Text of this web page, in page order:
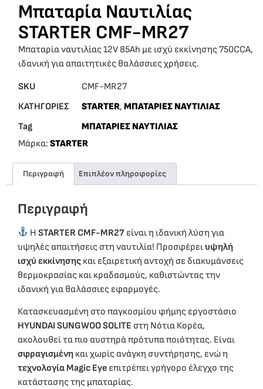
Μπαταρία Ναυτιλίας
STARTER CMF-MR27
Μπαταρία ναυτιλίας 12V 85Ah με ισχύ εκκίνησης 750CCA,
ιδανική για απαιτητικές θαλάσσιες χρήσεις.
SKU
CMF-MR27
ΚΑΤΗΓΟΡΙΕΣ
STARTER, ΜΠΑΤΑΡΙΕΣ ΝΑΥΤΙΛΙΑΣ
Tag
ΜΠΑΤΑΡΙΕΣ ΝΑΥΤΙΛΙΑΣ
Μάρκα: STARTER
Περιγραφή Επιπλέον πληροφορίες
Περιγραφή
ΗSTARTER CMF-MR27 είναι η ιδανική λύση για
υψηλές απαιτήσεις στη ναυτιλία! Προσφέρειυψηλή
ισχύ εκκίνησης και εξαιρετική αντοχή σε διακυμάνσεις
θερμοκρασίας και κραδασμούς, καθιστώντας την
ιδανική για θαλάσσιες εφαρμογές.
Κατασκευασμένη στο παγκοσμίου φήμης εργοστάσιο
HYUNDAI SUNGWOO SOLITE στη Νότια Κορέα,
ακολουθεί τα πιο αυστηρά πρότυπα ποιότητας. Είναι
σφραγισμένη και χωρίς ανάγκη συντήρησης, ενώ η
τεχνολογία Magic Eye επιτρέπει γρήγορο έλεγχο της
κατάστασης της μπαταρίας.